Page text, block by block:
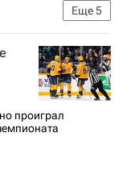
Еще5
проиграл